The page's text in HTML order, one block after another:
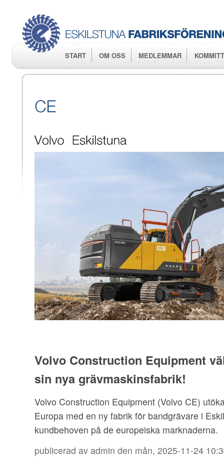
START OM OSS MEDLEMMAR
Volvo Construction Equipment
sin nya grävmaskinsfabrik!
Volvo Construction Equipment (Volvo CE)
Europa med en ny fabrik för bandgrävare i
kundbehoven på de europeiska marknaderna.
publicerad av admin den mån, 2025-11-24